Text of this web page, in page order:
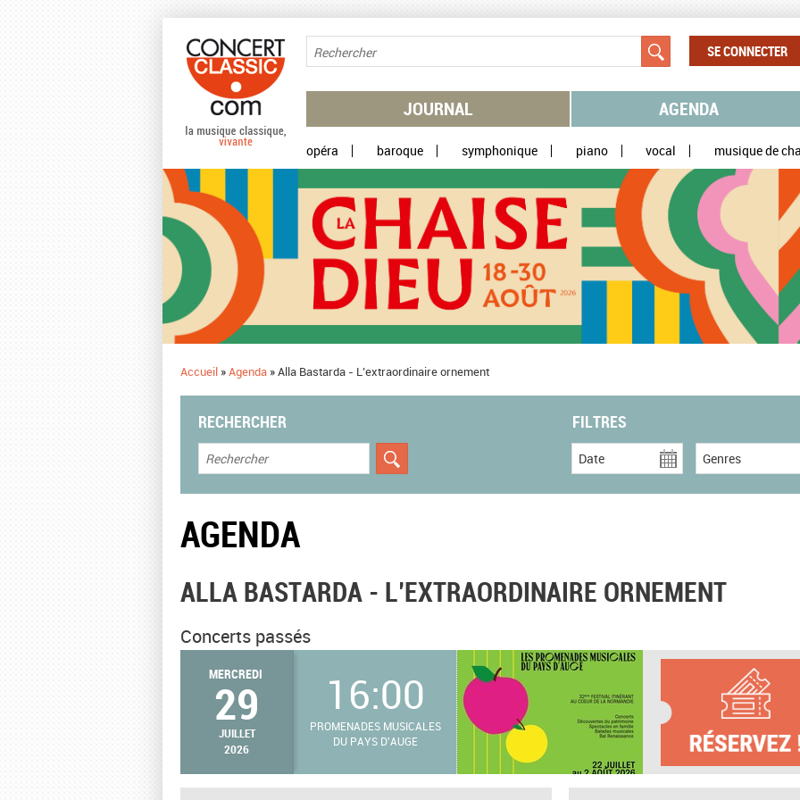
SE CONNECTER
JOURNAL AGENDA
opéra baroque symphonique piano vocal musique de
Accueil »Agenda »Alla Bastarda - L’extraordinaire ornement
RECHERCHER FILTRES
Date Genres
AGENDA
ALLA BASTARDA - L’EXTRAORDINAIRE ORNEMENT
Concerts passés
MERCREDI
29
JUILLET
2026
16:00
PROMENADES MUSICALES
DU PAYS D'AUGE